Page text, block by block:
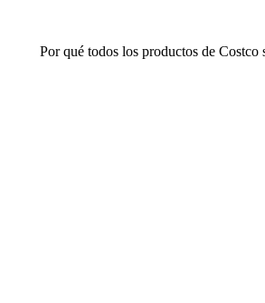
Por qué todos los productos de